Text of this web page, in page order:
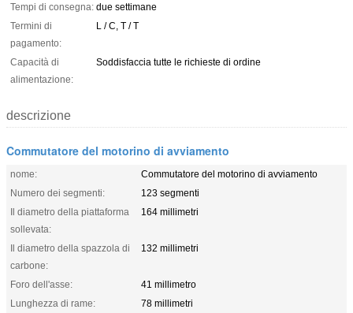
Tempi di consegna: due settimane
Termini di
pagamento:
L / C, T / T
Capacità di
alimentazione:
Soddisfaccia tutte le richieste di ordine
descrizione
Commutatore del motorino di avviamento
nome:
Commutatore del motorino di avviamento
Numero dei segmenti:
123 segmenti
Il diametro della piattaforma
sollevata:
164 millimetri
Il diametro della spazzola di
carbone:
132 millimetri
Foro dell'asse:
41 millimetro
Lunghezza di rame:
78 millimetri